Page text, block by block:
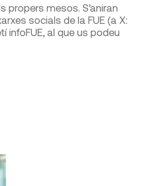
propers mesos. S’aniran
socials de la FUE (a X:
infoFUE, al que us podeu